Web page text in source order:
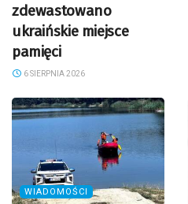
zdewastowano
ukraińskie miejsce
pamięci
6 SIERPNIA 2026
WIADOMOŚCI